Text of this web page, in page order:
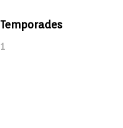
Temporades
1